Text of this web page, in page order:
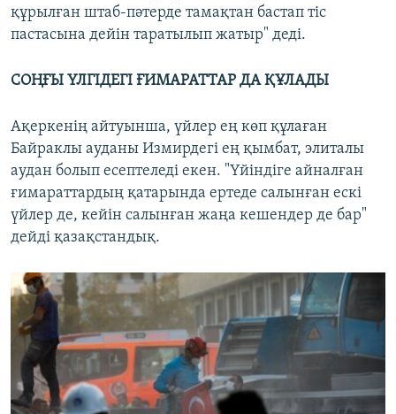
құрылған штаб-пәтерде тамақтан бастап тіс
пастасына дейін таратылып жатыр" деді.
СОҢҒЫ ҮЛГІДЕГІ ҒИМАРАТТАР ДА ҚҰЛАДЫ
Ақеркенің айтуынша, үйлер ең көп құлаған
Байраклы ауданы Измирдегі ең қымбат, элиталы
аудан болып есептеледі екен. "Үйіндіге айналған
ғимараттардың қатарында ертеде салынған ескі
үйлер де, кейін салынған жаңа кешендер де бар"
дейді қазақстандық.